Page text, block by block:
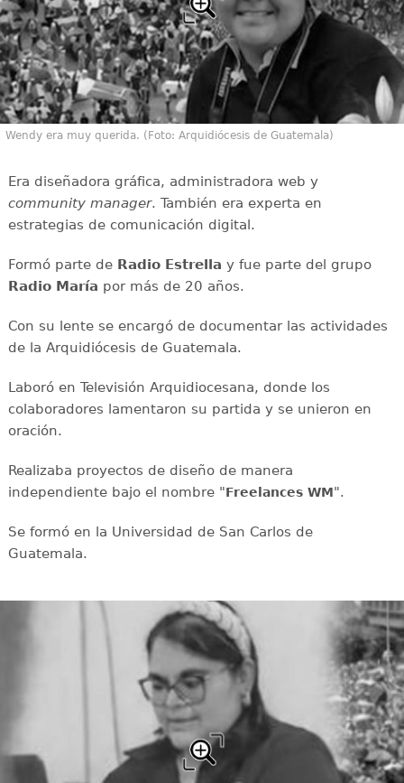
Wendy era muy querida. (Foto: Arquidiócesis de Guatemala)
Era diseñadora gráfica, administradora web y
community manager. También era experta en
estrategias de comunicación digital.
Formó parte de Radio Estrella y fue parte del grupo
Radio María por más de 20 años.
Con su lente se encargó de documentar las actividades
de la Arquidiócesis de Guatemala.
Laboró en Televisión Arquidiocesana, donde los
colaboradores lamentaron su partida y se unieron en
oración.
Realizaba proyectos de diseño de manera
independiente bajo el nombre "Freelances WM".
Se formó en la Universidad de San Carlos de
Guatemala.